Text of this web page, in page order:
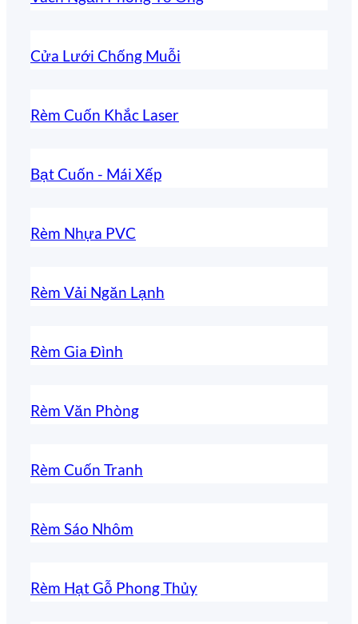
Cửa Lưới Chống Muỗi
Rèm Cuốn Khắc Laser
Bạt Cuốn - Mái Xếp
Rèm Nhựa PVC
Rèm Vải Ngăn Lạnh
Rèm Gia Đình
Rèm Văn Phòng
Rèm Cuốn Tranh
Rèm Sáo Nhôm
Rèm Hạt Gỗ Phong Thủy